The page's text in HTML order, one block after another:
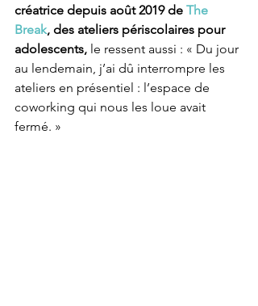
créatrice depuis août 2019 de The
Break, des ateliers périscolaires pour
adolescents, le ressent aussi : « Du jour
au lendemain, j’ai dû interrompre les
ateliers en présentiel : l’espace de
coworking qui nous les loue avait
fermé. »